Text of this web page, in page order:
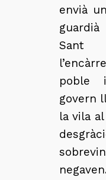
envià
Sant
poble
govern
la vila